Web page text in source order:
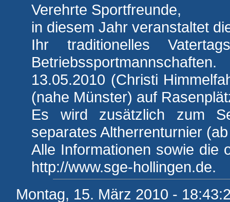
Verehrte Sportfreunde,
in diesem Jahr veranstaltet
Ihr traditionelles
13.05.2010 (Christi
(nahe Münster) auf
Es wird zusätzlich zum
separates Altherrenturnier
Alle Informationen sowie die
http://www.sge-hollingen.de.
Montag, 15. März 2010 -